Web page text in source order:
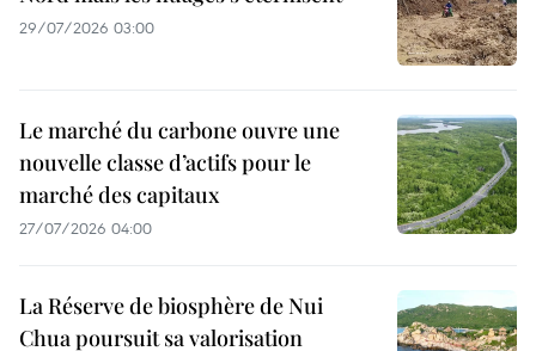
29/07/2026 03:00
Le marché du carbone ouvre une
nouvelle classe d’actifs pour le
marché des capitaux
27/07/2026 04:00
La Réserve de biosphère de Nui
Chua poursuit sa valorisation